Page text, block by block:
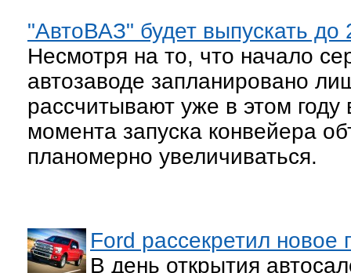
"АвтоВАЗ" будет выпускать
Несмотря на то, что начало
автозаводе запланировано
рассчитывают уже в этом
момента запуска конвейера
планомерно увеличиваться.
Ford рассекретил новое
В день открытия